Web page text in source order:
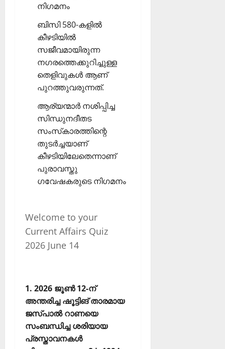
നിഗമനം
ബിസി 580-കളില്‍
കീഴടിയില്‍
സജീവമായിരുന്ന
നഗരത്തെക്കുറിച്ചുള്ള
തെളിവുകള്‍ ആണ്
പുറത്തുവരുന്നത്.
ആര്യന്മാര്‍ നശിപ്പിച്ച
സിന്ധുനദീതട
സംസ്‌കാരത്തിന്റെ
തുടര്‍ച്ചയാണ്
കീഴടിയിലേതെന്നാണ്
പുരാവസ്തു
ഗവേഷകരുടെ നിഗമനം
Welcome to your
Current Affairs Quiz
2026 June 14
1. 2026 ജൂണ്‍ 12-ന്
അന്തരിച്ച ഷൂട്ടിങ് താരമായ
ജസ്പാല്‍ റാണയെ
സംബന്ധിച്ച ശരിയായ
പ്രസ്താവനകള്‍